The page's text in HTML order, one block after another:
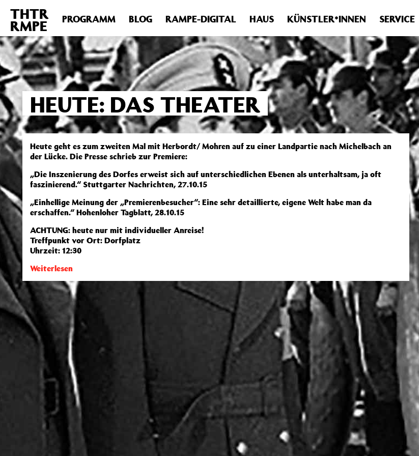
Deprecated : Die Funktion post_permalink ist seit Version 4.4.0 veraltet! Verwende stattdessen get_permalink(). in
includes/functions.phpon line6031
THTR
RMPE PROGRAMM BLOG RAMPE-DIGITAL HAUS KÜNSTLER*INNEN SERVICE
HEUTE: DAS THEATER
Heute geht es zum zweiten Mal mit Herbordt/ Mohren auf zu einer Landpartie nach Michelbach an
der Lücke. Die Presse schrieb zur Premiere:
„Die Inszenierung des Dorfes erweist sich auf unterschiedlichen Ebenen als unterhaltsam, ja oft
faszinierend.“ Stuttgarter Nachrichten, 27.10.15
„Einhellige Meinung der „Premierenbesucher“: Eine sehr detaillierte, eigene Welt habe man da
erschaffen.“ Hohenloher Tagblatt, 28.10.15
ACHTUNG: heute nur mit individueller Anreise!
Treffpunkt vor Ort: Dorfplatz
Uhrzeit: 12:30
Weiterlesen